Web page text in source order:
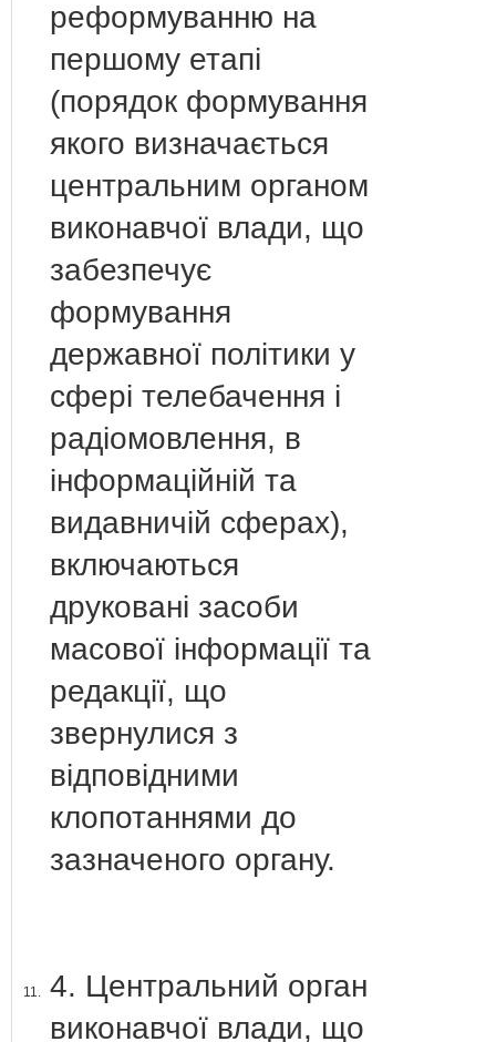
реформуванню на
першому етапі
(порядок формування
якого визначається
центральним органом
виконавчої влади, що
забезпечує
формування
державної політики у
сфері телебачення і
радіомовлення, в
інформаційній та
видавничій сферах),
включаються
друковані засоби
масової інформації та
редакції, що
звернулися з
відповідними
клопотаннями до
зазначеного органу.
11. 4. Центральний орган
виконавчої влади, що